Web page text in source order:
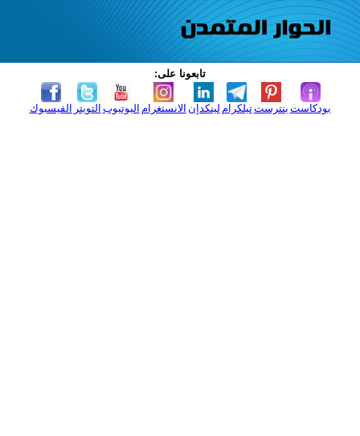
تابعونا على:
الفيسبوك التويتر اليوتيوب الانستغرام لينكدإن تيلكرامبنترست بودكاست